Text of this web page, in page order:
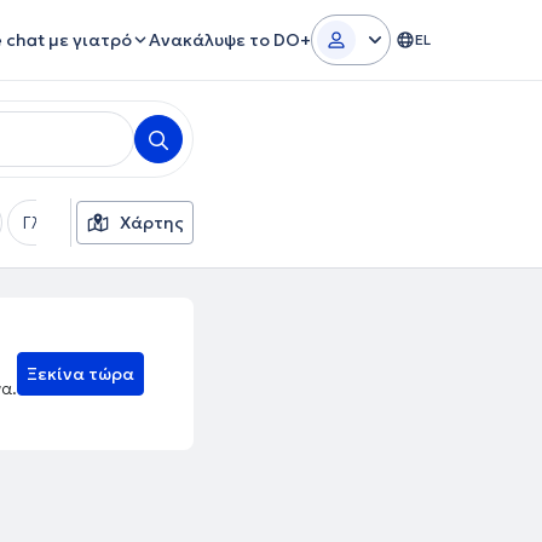
chat με γιατρό Ανακάλυψε το DO+ EL
Γλώσσες Φύλο
Χάρτης
Ξεκίνα τώρα